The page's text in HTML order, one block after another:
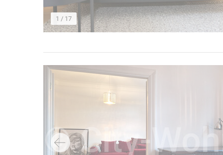
1 / 17